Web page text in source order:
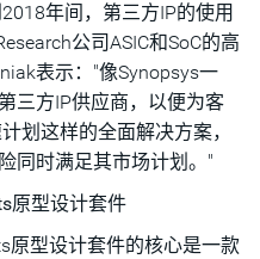
年间，第三方IP的使用
公司ASIC和SoC的高
表示："像Synopsys一
三方IP供应商，以便为客
划这样的全面解决方案，
同时满足其市场计划。"
原型设计套件
原型设计套件的核心是一款